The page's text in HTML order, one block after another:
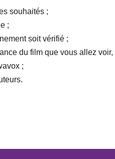
souhaités ;
;
soit vérifié ;
du film que vous allez
;